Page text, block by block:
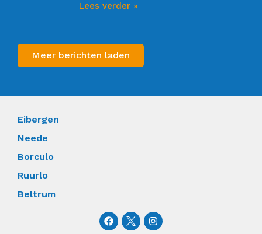
Lees verder »
Meer berichten laden
Eibergen
Neede
Borculo
Ruurlo
Beltrum
F
a
I
n